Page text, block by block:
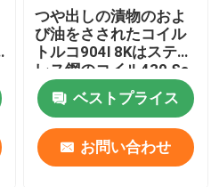
つや出しの漬物のおよ
び油をさされたコイル
トルコ904l 8Kはステン
レス鋼のコイル430 Ss
のコイル202を磨いた
ベストプライス
お問い合わせ